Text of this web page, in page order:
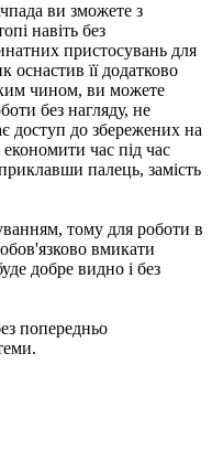
ви зможете з
навіть без
пристосувань для
її додатково
чином, ви можете
без нагляду, не
доступ до збережених на
час під час
палець, замість
тому для роботи в
вмикати
добре видно і без
попередньо